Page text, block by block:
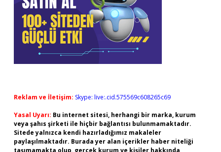
Reklam ve İletişim: Skype: live:.cid.575569c608265c69
Yasal Uyarı: Bu internet sitesi, herhangi bir marka, kurum
veya şahıs şirketi ile hiçbir bağlantısı bulunmamaktadır.
Sitede yalnızca kendi hazırladığımız makaleler
paylaşılmaktadır. Burada yer alan içerikler haber niteliği
taşımamakta olup, gerçek kurum ve kişiler hakkında